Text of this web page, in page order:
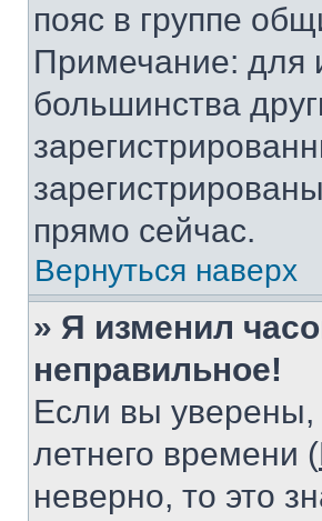
пояс в группе
Примечание: для
большинства
прямо сейчас.
Вернуться наверх
» Я изменил
неправильное!
Если вы уверены,
летнего времени (
неверно, то это